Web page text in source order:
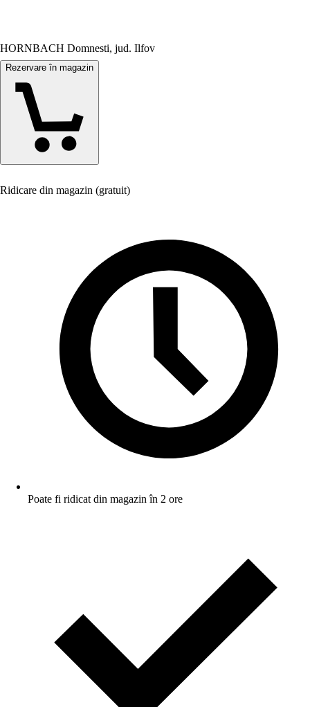
HORNBACH Domnesti, jud. Ilfov
Rezervare în magazin
Ridicare din magazin (gratuit)
Poate fi ridicat din magazin în 2 ore